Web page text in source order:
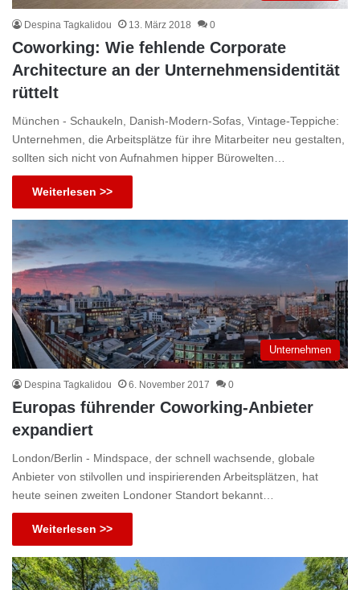
Despina Tagkalidou 13. März 2018 0
Coworking: Wie fehlende Corporate
Architecture an der Unternehmensidentität
rüttelt
München - Schaukeln, Danish-Modern-Sofas, Vintage-Teppiche:
Unternehmen, die Arbeitsplätze für ihre Mitarbeiter neu gestalten,
sollten sich nicht von Aufnahmen hipper Bürowelten…
Weiterlesen >>
Unternehmen
Despina Tagkalidou 6. November 2017 0
Europas führender Coworking-Anbieter
expandiert
London/Berlin - Mindspace, der schnell wachsende, globale
Anbieter von stilvollen und inspirierenden Arbeitsplätzen, hat
heute seinen zweiten Londoner Standort bekannt…
Weiterlesen >>